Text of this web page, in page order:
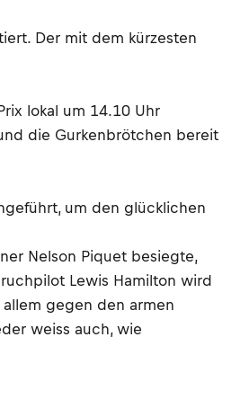
Der mit dem kürzesten
lokal um 14.10 Uhr
die Gurkenbrötchen bereit
um den glücklichen
Nelson Piquet besiegte,
Lewis Hamilton wird
gegen den armen
weiss auch, wie